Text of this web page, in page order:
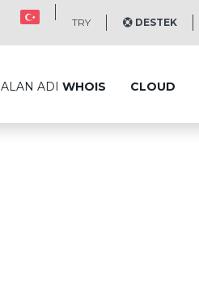
TRY DESTEK
ALAN ADI WHOIS CLOUD